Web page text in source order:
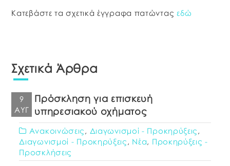
Κατεβάστε τα σχετικά έγγραφα πατώντας εδώ
Σχετικά Άρθρα
9
ΑΥΓ
Πρόσκληση για επισκευή
υπηρεσιακού οχήματος
Ανακοινώσεις , Διαγωνισμοί - Προκηρύξεις ,
Διαγωνισμοί - Προκηρύξεις , Νέα, Προκηρύξεις -
Προσκλήσεις